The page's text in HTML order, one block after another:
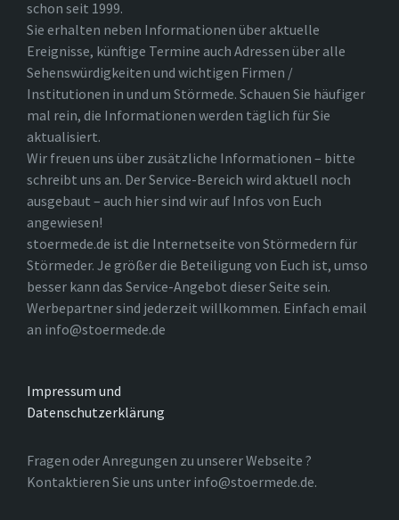
schon seit 1999.
Sie erhalten neben Informationen über aktuelle
Ereignisse, künftige Termine auch Adressen über alle
Sehenswürdigkeiten und wichtigen Firmen /
Institutionen in und um Störmede. Schauen Sie häufiger
mal rein, die Informationen werden täglich für Sie
aktualisiert.
Wir freuen uns über zusätzliche Informationen – bitte
schreibt uns an. Der Service-Bereich wird aktuell noch
ausgebaut – auch hier sind wir auf Infos von Euch
angewiesen!
stoermede.de ist die Internetseite von Störmedern für
Störmeder. Je größer die Beteiligung von Euch ist, umso
besser kann das Service-Angebot dieser Seite sein.
Werbepartner sind jederzeit willkommen. Einfach email
an info@stoermede.de
Impressum und
Datenschutzerklärung
Fragen oder Anregungen zu unserer Webseite ?
Kontaktieren Sie uns unter info@stoermede.de.